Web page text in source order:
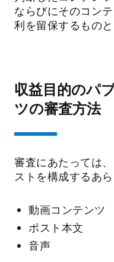
ならびにそのコン
利を留保するものと
収益目的のパ
ツの審査方法
審査にあたっては
ストを構成するあ
動画コンテンツ
ポスト本文
音声